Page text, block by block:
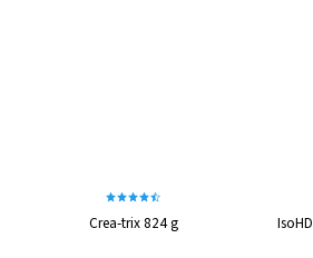
Crea-trix 824 g